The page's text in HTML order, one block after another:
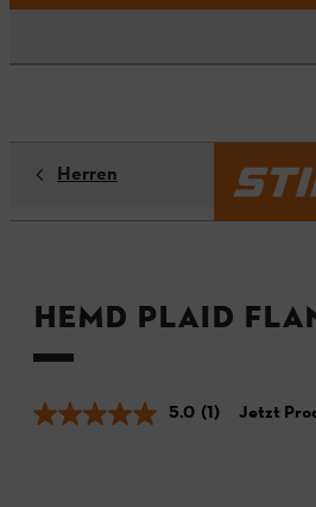
Herren
Hemd PLAID
5.0 (1) Jetzt